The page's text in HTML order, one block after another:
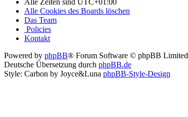
Alle Zeiten sind UTC+01:00
Alle Cookies des Boards löschen
Das Team
Policies
Kontakt
Powered by phpBB® Forum Software © phpBB Limited
Deutsche Übersetzung durch phpBB.de
Style: Carbon by Joyce&Luna phpBB-Style-Design